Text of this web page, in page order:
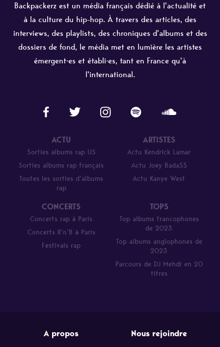
Backpackerz est un média français dédié à l'actualité et
à la culture du hip-hop. À travers des articles, des
interviews, des playlists, des chroniques d'albums et des
dossiers de fond, le média met en lumière les artistes
émergent·es et établi·es, tant en France qu'à
l'international.
ACTU
Sorties albums rap US
Sorties albums rap français
Toutes les sorties d’albums
rap
ARTISTES
Actu Kendrick Lamar
Actu Joey Bada$$
Actu Kanye West
CONCERTS
Concerts rap à Paris
Concerts R’n’B à Paris
Festivals rap
TOPS
Top albums francophones
de 2023
Top albums anglophones de
2023
Parcours de DJ Mehdi en 20
titres
A propos Nous rejoindre